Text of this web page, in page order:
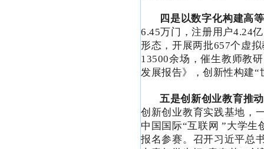
四是以数字化构建高
6.45万门，注册用户4.24
形态，开展两批657个虚
13500余场，催生教师教
发展报告》，创新性构建
五是创新创业教育推
创新创业教育实践基地，
中国国际“互联网 ”大学
报名参赛。 召开习近平总